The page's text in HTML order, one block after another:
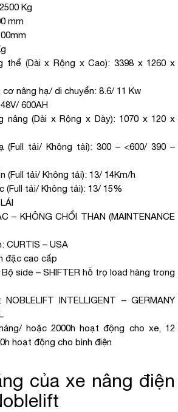
Kg
mm
thể (Dài x Rộng x Cao): 3398 x 1260 x
nâng hạ/ di chuyển: 8.6/ 11 Kw
600AH
nâng (Dài x Rộng x Dày): 1070 x 120 x
(Full tải/ Không tải): 300 – <600/ 390 –
(Full tải/ Không tải): 13/ 14Km/h
(Full tải/ Không tải): 13/ 15%
– KHÔNG CHỔI THAN (MAINTENANCE
CURTIS – USA
đặc cao cấp
side – SHIFTER hỗ trọ load hàng trong
INTELLIGENT – GERMANY
hoặc 2000h hoạt động cho xe, 12
hoạt động cho bình điện
của xe nâng điện